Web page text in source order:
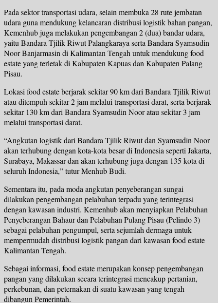
Pada sektor transportasi udara, selain membuka 28 rute jembatan
udara guna mendukung kelancaran distribusi logistik bahan pangan,
Kemenhub juga melakukan pengembangan 2 (dua) bandar udara,
yaitu Bandara Tjilik Riwut Palangkaraya serta Bandara Syamsudin
Noor Banjarmasin di Kalimantan Tengah untuk mendukung food
estate yang terletak di Kabupaten Kapuas dan Kabupaten Palang
Pisau.
Lokasi food estate berjarak sekitar 90 km dari Bandara Tjilik Riwut
atau ditempuh sekitar 2 jam melalui transportasi darat, serta berjarak
sekitar 130 km dari Bandara Syamsudin Noor atau sekitar 3 jam
melalui transportasi darat.
“Angkutan logistik dari Bandara Tjilik Riwut dan Syamsudin Noor
akan terhubung dengan kota-kota besar di Indonesia seperti Jakarta,
Surabaya, Makassar dan akan terhubung juga dengan 135 kota di
seluruh Indonesia,” tutur Menhub Budi.
Sementara itu, pada moda angkutan penyeberangan sungai
dilakukan pengembangan pelabuhan terpadu yang terintegrasi
dengan kawasan industri. Kemenhub akan menyiapkan Pelabuhan
Penyeberangan Bahaur dan Pelabuhan Pulang Pisau (Pelindo 3)
sebagai pelabuhan pengumpul, serta sejumlah dermaga untuk
mempermudah distribusi logistik pangan dari kawasan food estate
Kalimantan Tengah.
Sebagai informasi, food estate merupakan konsep pengembangan
pangan yang dilakukan secara terintegrasi mencakup pertanian,
perkebunan, dan peternakan di suatu kawasan yang tengah
dibangun Pemerintah.